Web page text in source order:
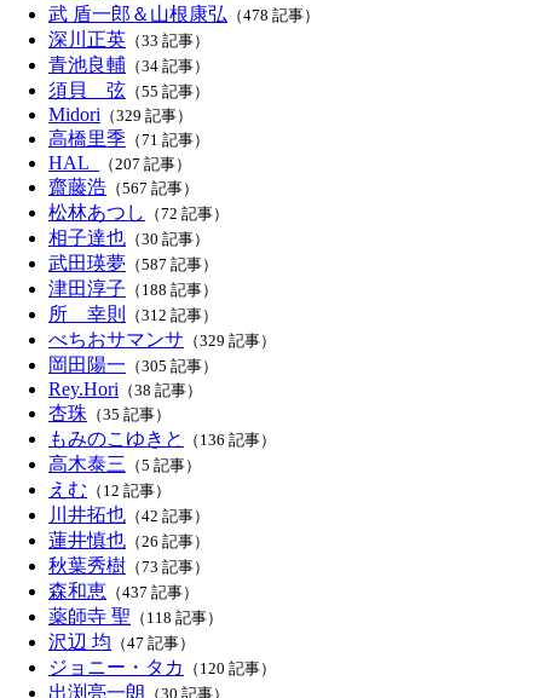
武 盾一郎＆山根康弘 （478 記事）
深川正英 （33 記事）
青池良輔 （34 記事）
須貝 弦 （55 記事）
Midori （329 記事）
高橋里季 （71 記事）
HAL_ （207 記事）
齋藤浩 （567 記事）
松林あつし （72 記事）
相子達也 （30 記事）
武田瑛夢 （587 記事）
津田淳子 （188 記事）
所 幸則 （312 記事）
べちおサマンサ （329 記事）
岡田陽一 （305 記事）
Rey.Hori （38 記事）
杏珠 （35 記事）
もみのこゆきと （136 記事）
高木泰三 （5 記事）
えむ （12 記事）
川井拓也 （42 記事）
蓮井慎也 （26 記事）
秋葉秀樹 （73 記事）
森和恵 （437 記事）
薬師寺 聖 （118 記事）
沢辺 均 （47 記事）
ジョニー・タカ （120 記事）
出渕亮一朗 （30 記事）